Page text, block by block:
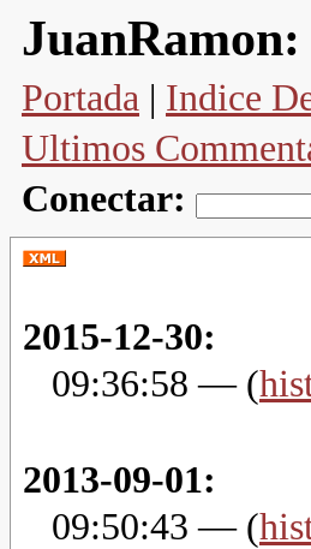
JuanRamon:
Portada | Indice
Ultimos
Conectar:
2015-12-30:
09:36:58 — (
2013-09-01:
09:50:43 — (